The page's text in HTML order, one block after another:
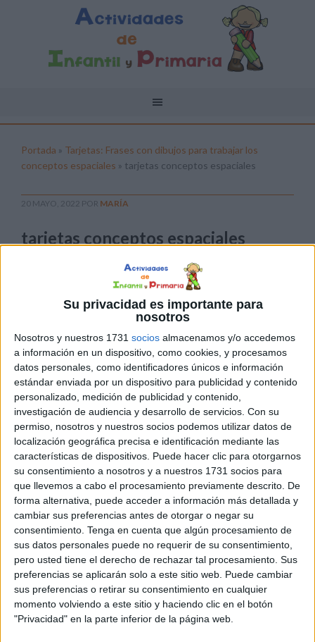
Su privacidad es importante para
nosotros
Nosotros y nuestros 1731 socios almacenamos y/o accedemos
a información en un dispositivo, como cookies, y procesamos
datos personales, como identificadores únicos e información
estándar enviada por un dispositivo para publicidad y contenido
personalizado, medición de publicidad y contenido,
investigación de audiencia y desarrollo de servicios. Con su
permiso, nosotros y nuestros socios podemos utilizar datos de
localización geográfica precisa e identificación mediante las
características de dispositivos. Puede hacer clic para otorgarnos
su consentimiento a nosotros y a nuestros 1731 socios para
que llevemos a cabo el procesamiento previamente descrito. De
forma alternativa, puede acceder a información más detallada y
cambiar sus preferencias antes de otorgar o negar su
consentimiento. Tenga en cuenta que algún procesamiento de
sus datos personales puede no requerir de su consentimiento,
pero usted tiene el derecho de rechazar tal procesamiento. Sus
preferencias se aplicarán solo a este sitio web. Puede cambiar
sus preferencias o retirar su consentimiento en cualquier
momento volviendo a este sitio y haciendo clic en el botón
"Privacidad" en la parte inferior de la página web.
Portada » Tarjetas: Frases con dibujos para trabajar los
conceptos espaciales » tarjetas conceptos espaciales
20 MAYO, 2022 POR MARÍA
tarjetas conceptos espaciales
Pulsa sobre el enlace para descargar el
tarjetas conceptos espaciales
SUSCRIBETE